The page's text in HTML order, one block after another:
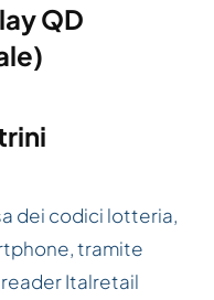
QD
dei codici lotteria,
tramite
Italretail